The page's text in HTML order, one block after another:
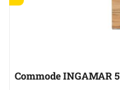
Commode INGAMAR 5